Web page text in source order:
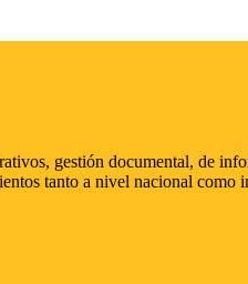
gestión documental, de
tanto a nivel nacional como